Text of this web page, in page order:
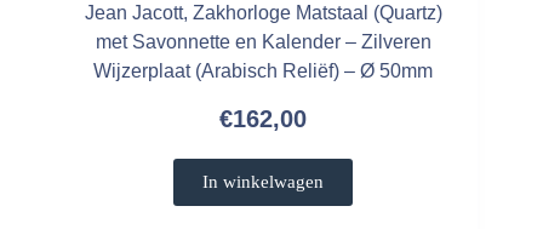
Jean Jacott, Zakhorloge Matstaal (Quartz)
met Savonnette en Kalender – Zilveren
Wijzerplaat (Arabisch Reliëf) – Ø 50mm
€162,00
In winkelwagen